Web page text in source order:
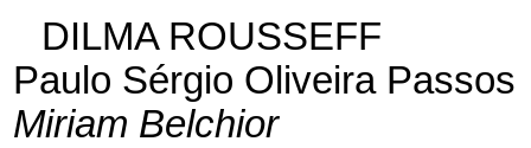
DILMA ROUSSEFF
Paulo Sérgio Oliveira Passos
Miriam Belchior